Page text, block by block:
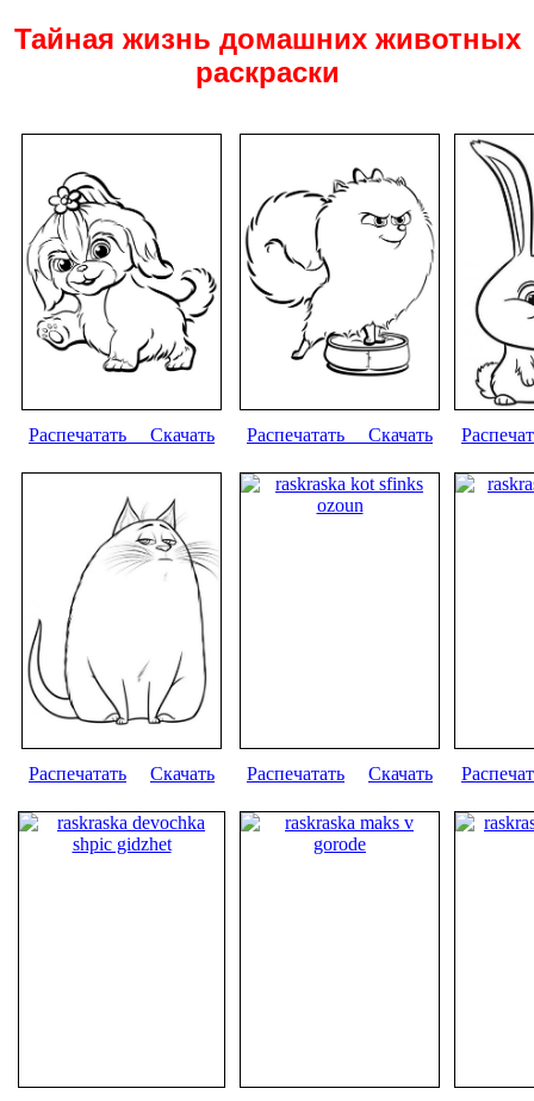
Тайная жизнь домашних животных
раскраски
Распечатать Скачать Распечатать Скачать
Распечатать Скачать Распечатать Скачать